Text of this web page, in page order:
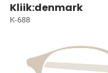
Kliik:denmark
K-688